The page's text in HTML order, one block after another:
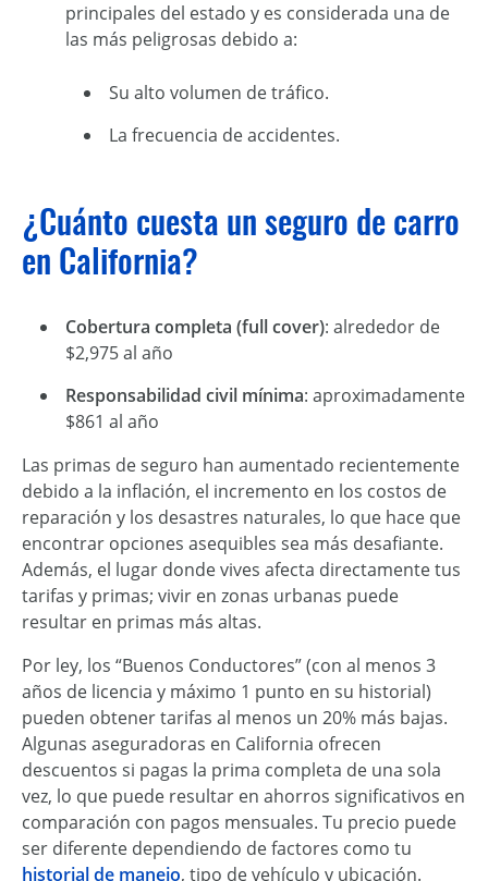
principales del estado y es considerada una de
las más peligrosas debido a:
Su alto volumen de tráfico.
La frecuencia de accidentes.
¿Cuánto cuesta un seguro de carro
en California?
Cobertura completa (full cover): alrededor de
$2,975 al año
Responsabilidad civil mínima: aproximadamente
$861 al año
Las primas de seguro han aumentado recientemente
debido a la inflación, el incremento en los costos de
reparación y los desastres naturales, lo que hace que
encontrar opciones asequibles sea más desafiante.
Además, el lugar donde vives afecta directamente tus
tarifas y primas; vivir en zonas urbanas puede
resultar en primas más altas.
Por ley, los “Buenos Conductores” (con al menos 3
años de licencia y máximo 1 punto en su historial)
pueden obtener tarifas al menos un 20% más bajas.
Algunas aseguradoras en California ofrecen
descuentos si pagas la prima completa de una sola
vez, lo que puede resultar en ahorros significativos en
comparación con pagos mensuales. Tu precio puede
ser diferente dependiendo de factores como tu
historial de manejo, tipo de vehículo y ubicación.